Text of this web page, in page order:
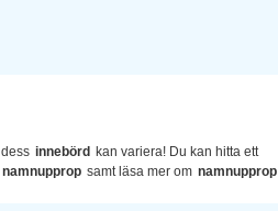
dess innebörd
kan variera! Du kan hitta ett
namnupprop samt läsa mer om namnupprop